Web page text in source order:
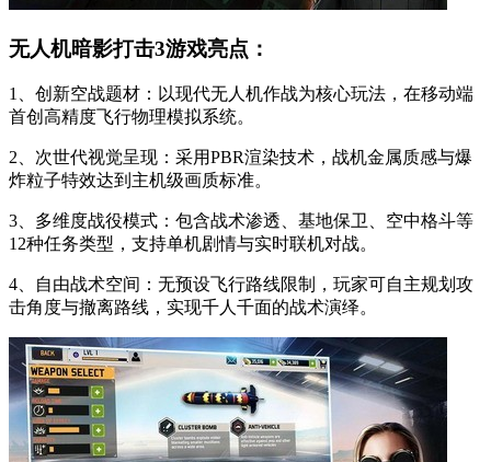
无人机暗影打击3游戏亮点：
1、创新空战题材：以现代无人机作战为核心玩法，在移动端
首创高精度飞行物理模拟系统。
2、次世代视觉呈现：采用PBR渲染技术，战机金属质感与爆
炸粒子特效达到主机级画质标准。
3、多维度战役模式：包含战术渗透、基地保卫、空中格斗等
12种任务类型，支持单机剧情与实时联机对战。
4、自由战术空间：无预设飞行路线限制，玩家可自主规划攻
击角度与撤离路线，实现千人千面的战术演绎。